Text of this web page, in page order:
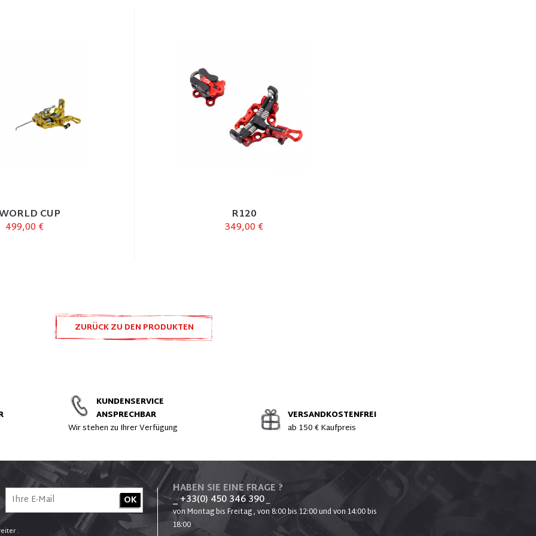
CUP
499,00 €
R120
349,00 €
ZURÜCK ZU DEN PRODUKTEN
KUNDENSERVICE
ANSPRECHBAR
Wir stehen zu Ihrer Verfügung
VERSANDKOSTENFREI
ab 150 € Kaufpreis
.
HABEN SIE EINE FRAGE ?
_ +33(0) 450 346 390_
von Montag bis Freitag , von 8:00 bis 12:00 und von 14:00 bis
18:00